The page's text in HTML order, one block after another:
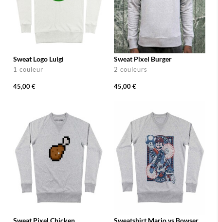
Sweat Logo Luigi
1 couleur
45,00 €
Sweat Pixel Burger
2 couleurs
45,00 €
Sweat Pixel Chicken Sweatshirt Mario vs Bowser